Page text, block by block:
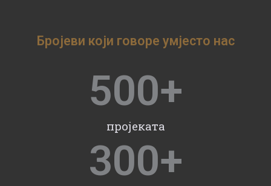
Бројеви који говоре умјесто нас
пројеката
500+
300+